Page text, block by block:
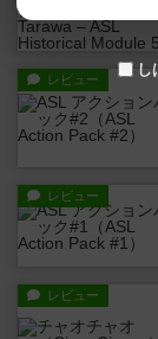
レビュー
レビュー
レビュー
し